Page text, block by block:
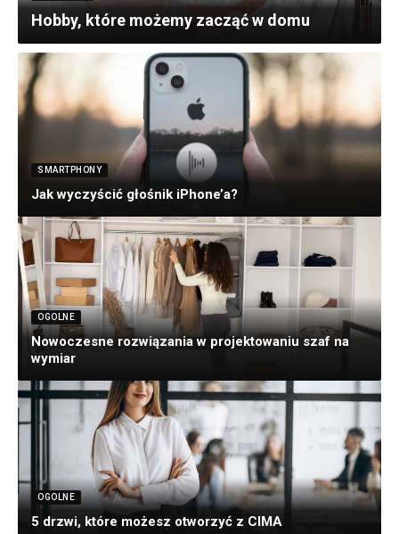
Hobby, które możemy zacząć w domu
SMARTPHONY
Jak wyczyścić głośnik iPhone’a?
OGOLNE
Nowoczesne rozwiązania w projektowaniu szaf na
wymiar
OGOLNE
5 drzwi, które możesz otworzyć z CIMA